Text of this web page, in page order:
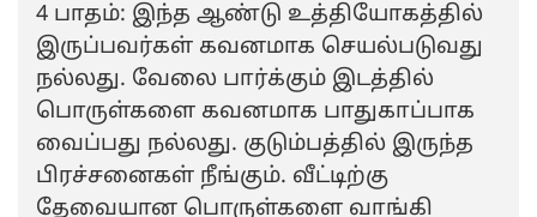
4 பாதம்: இந்த ஆண்டு உத்தியோகத்தில்
இருப்பவர்கள் கவனமாக செயல்படுவது
நல்லது. வேலை பார்க்கும் இடத்தில்
பொருள்களை கவனமாக பாதுகாப்பாக
வைப்பது நல்லது. குடும்பத்தில் இருந்த
பிரச்சனைகள் நீங்கும். வீட்டிற்கு
தேவையான பொருள்களை வாங்கி